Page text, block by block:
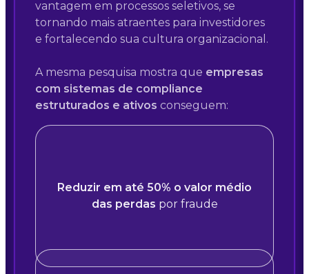
vantagem em processos seletivos, se
tornando mais atraentes para investidores
e fortalecendo sua cultura organizacional.
A mesma pesquisa mostra que empresas
com sistemas de compliance
estruturados e ativos conseguem:
Reduzir em até 50% o valor médio
das perdas por fraude